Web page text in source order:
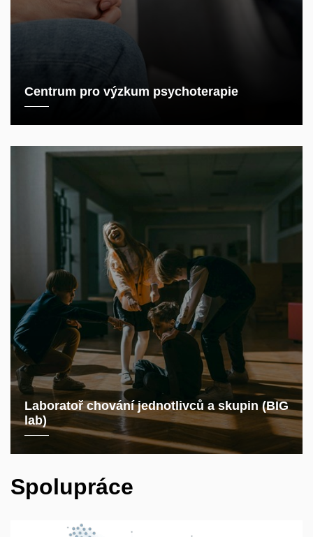
Centrum pro výzkum psychoterapie
Laboratoř chování jednotlivců a skupin (BIG
lab)
Spolupráce